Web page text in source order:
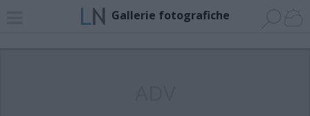
Gallerie fotografiche